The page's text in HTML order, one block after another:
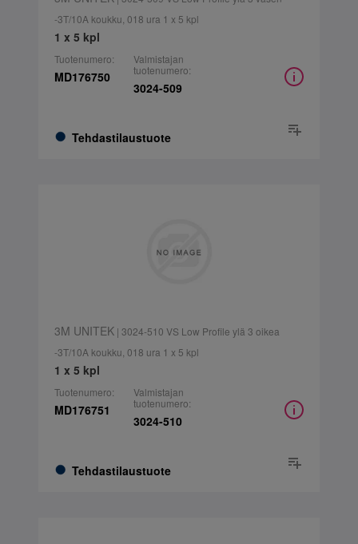
-3T/10A koukku, 018 ura 1 x 5 kpl
1 x 5 kpl
Tuotenumero:
MD176750
Tehdastilaustuote
Valmistajan
tuotenumero:
3024-509
3M UNITEK| 3024-510 VS Low Profile ylä 3 oikea
-3T/10A koukku, 018 ura 1 x 5 kpl
1 x 5 kpl
Tuotenumero:
MD176751
Tehdastilaustuote
Valmistajan
tuotenumero:
3024-510